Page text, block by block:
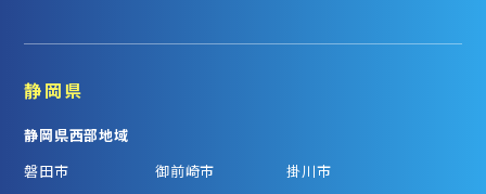
静岡県
静岡県西部地域
磐田市
御前崎市
掛川市